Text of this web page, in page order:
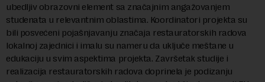
ubedljiv obrazovni element sa značajnim angažovanjem
studenata u relevantnim oblastima. Koordinatori projekta su
bili posvećeni pojašnjavanju značaja restauratorskih radova
lokalnoj zajednici i imalu su nameru da uključe meštane u
edukaciju u svim aspektima projekta. Završetak studije i
realizacija restauratorskih radova doprinela je podizanju